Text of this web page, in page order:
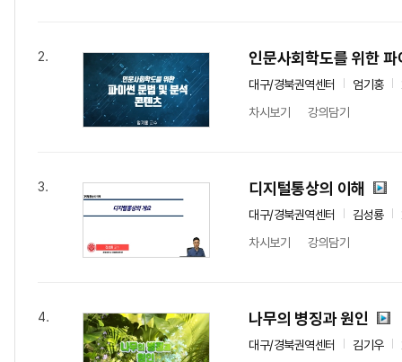
2. 인문사회학도를 위한
대구/경북권역센터 엄기홍
차시보기
강의담기
3. 디지털통상의 이해
대구/경북권역센터 김성룡
차시보기
강의담기
4. 나무의 병징과 원인
대구/경북권역센터 김기우